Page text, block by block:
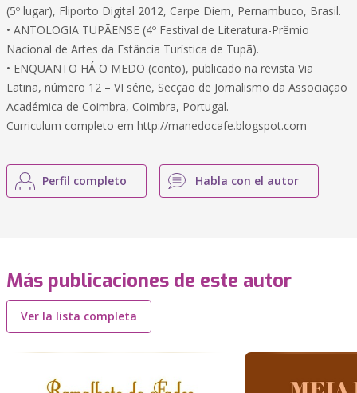
(5º lugar), Fliporto Digital 2012, Carpe Diem, Pernambuco, Brasil.
• ANTOLOGIA TUPÃENSE (4º Festival de Literatura-Prêmio
Nacional de Artes da Estância Turística de Tupã).
• ENQUANTO HÁ O MEDO (conto), publicado na revista Via
Latina, número 12 – VI série, Secção de Jornalismo da Associação
Académica de Coimbra, Coimbra, Portugal.
Curriculum completo em http://manedocafe.blogspot.com
Perfil completo Habla con el autor
Más publicaciones de este autor
Ver la lista completa